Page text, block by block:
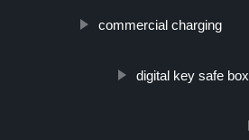
commercial charging
digital key safe box